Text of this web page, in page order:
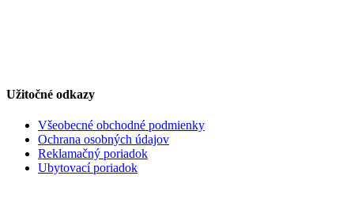
Užitočné odkazy
Všeobecné obchodné podmienky
Ochrana osobných údajov
Reklamačný poriadok
Ubytovací poriadok